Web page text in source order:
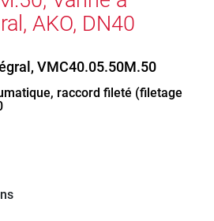
AKO, DN40
VMC40.05.50M.50
raccord fileté (filetage